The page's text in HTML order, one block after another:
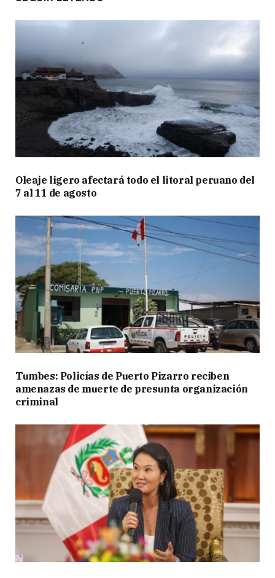
Oleaje ligero afectará todo el litoral peruano del
7 al 11 de agosto
Tumbes: Policías de Puerto Pizarro reciben
amenazas de muerte de presunta organización
criminal